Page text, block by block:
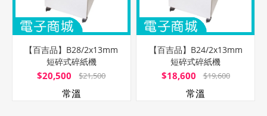
【百吉品】B28/2x13mm
短碎式碎紙機
$20,500 $21,500
常溫
【百吉品】B24/2x13mm
短碎式碎紙機
$18,600 $19,600
常溫